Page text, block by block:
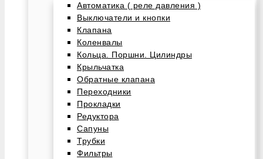
Автоматика ( реле давления )
Выключатели и кнопки
Клапана
Коленвалы
Кольца. Поршни. Цилиндры
Крыльчатка
Обратные клапана
Переходники
Прокладки
Редуктора
Сапуны
Трубки
Фильтры